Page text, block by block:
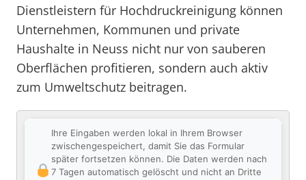
Dienstleistern für Hochdruckreinigung können
Unternehmen, Kommunen und private
Haushalte in Neuss nicht nur von sauberen
Oberflächen profitieren, sondern auch aktiv
zum Umweltschutz beitragen.
Ihre Eingaben werden lokal in Ihrem Browser
zwischengespeichert, damit Sie das Formular
später fortsetzen können. Die Daten werden nach
7 Tagen automatisch gelöscht und nicht an Dritte